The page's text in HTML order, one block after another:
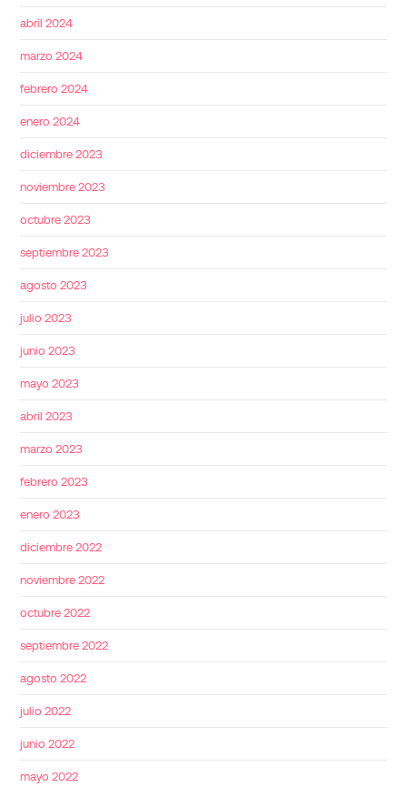
abril 2024
marzo 2024
febrero 2024
enero 2024
diciembre 2023
noviembre 2023
octubre 2023
septiembre 2023
agosto 2023
julio 2023
junio 2023
mayo 2023
abril 2023
marzo 2023
febrero 2023
enero 2023
diciembre 2022
noviembre 2022
octubre 2022
septiembre 2022
agosto 2022
julio 2022
junio 2022
mayo 2022